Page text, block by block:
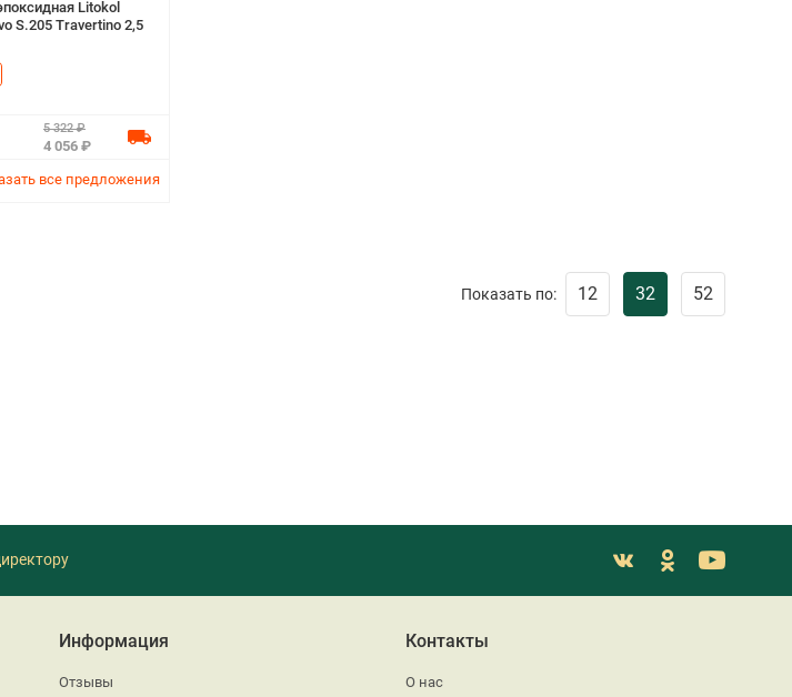
Litokol
S.205 Travertino 2,5
5 322 ₽
4 056 ₽
все предложения
Показать по: 12 32 52
Информация
Отзывы
Контакты
О нас